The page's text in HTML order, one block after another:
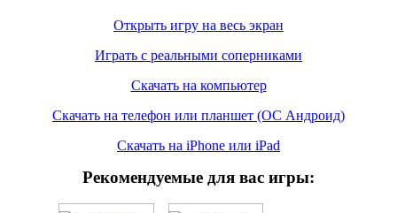
Открыть игру на весь экран
Играть с реальными соперниками
Скачать на компьютер
Скачать на телефон или планшет (ОС Андроид)
Скачать на iPhone или iPad
Рекомендуемые для вас игры: